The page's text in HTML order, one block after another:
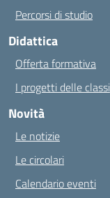
Percorsi di studio
Didattica
Offerta formativa
I progetti delle classi
Novità
Le notizie
Le circolari
Calendario eventi